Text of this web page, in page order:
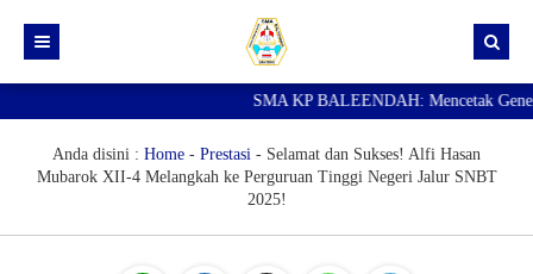
Berita
Portal Siswa
SMA KP BALEENDAH: Mencetak
Anda disini : Home - Prestasi - Selamat dan Sukses! Alfi Hasan
Mubarok XII-4 Melangkah ke Perguruan Tinggi Negeri Jalur SNBT
2025!